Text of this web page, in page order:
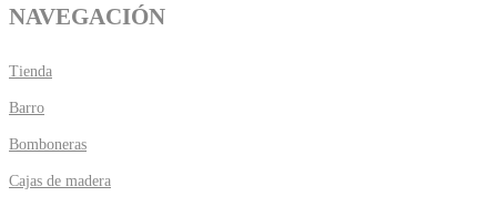
NAVEGACIÓN
Tienda
Barro
Bomboneras
Cajas de madera